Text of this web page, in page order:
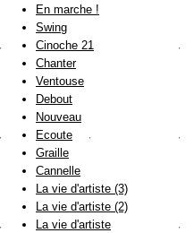
En marche !
Swing
Cinoche 21
Chanter
Ventouse
Debout
Nouveau
Ecoute
Graille
Cannelle
La vie d'artiste (3)
La vie d'artiste (2)
La vie d'artiste